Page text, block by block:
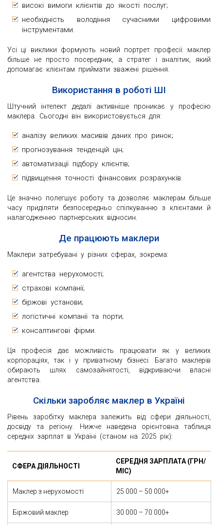
високі вимоги клієнтів до якості послуг;
необхідність володіння сучасними цифровими
інструментами.
Усі ці виклики формують новий портрет професії: маклер
більше не просто посередник, а стратег і аналітик, який
допомагає клієнтам приймати зважені рішення.
Використання в роботі ШІ
Штучний інтелект дедалі активніше проникає у професію
маклера. Сьогодні він використовується для:
аналізу великих масивів даних про ринок;
прогнозування тенденцій цін;
автоматизації підбору клієнтів;
підвищення точності фінансових розрахунків.
Це значно полегшує роботу та дозволяє маклерам більше
часу приділяти безпосередньо спілкуванню з клієнтами й
налагодженню партнерських відносин.
Де працюють маклери
Маклери затребувані у різних сферах, зокрема:
агентства нерухомості;
страхові компанії;
біржові установи;
логістичні компанії та порти;
консалтингові фірми.
Ця професія дає можливість працювати як у великих
корпораціях, так і у приватному бізнесі. Багато маклерів
обирають шлях самозайнятості, відкриваючи власні
агентства.
Скільки заробляє маклер в Україні
Рівень заробітку маклера залежить від сфери діяльності,
досвіду та регіону. Нижче наведена орієнтовна таблиця
середніх зарплат в Україні (станом на 2025 рік):
СФЕРА ДІЯЛЬНОСТІ
СЕРЕДНЯ ЗАРПЛАТА (ГРН/
МІС)
Маклер з нерухомості 25 000 – 50 000+
Біржовий маклер 30 000 – 70 000+